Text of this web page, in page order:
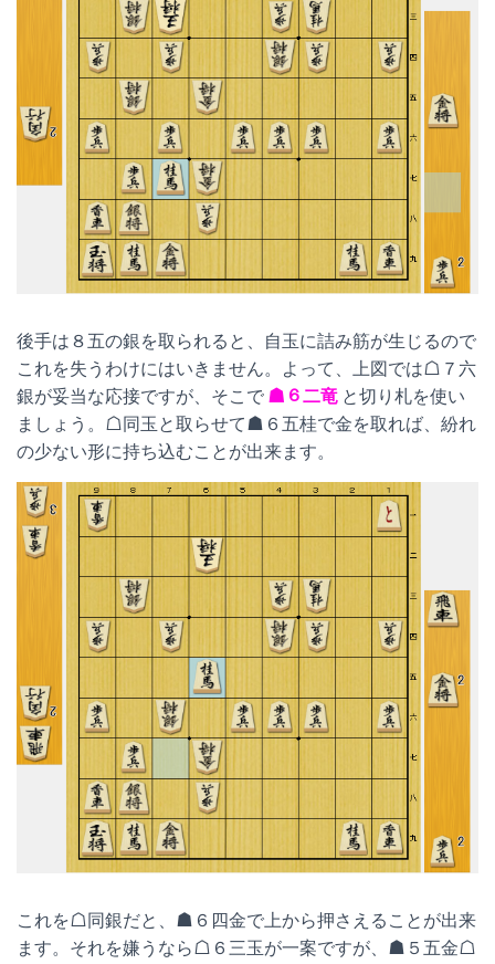
後手は８五の銀を取られると、自玉に詰み筋が生じるので
これを失うわけにはいきません。よって、上図では☖７六
銀が妥当な応接ですが、そこで ☗６二竜 と切り札を使い
ましょう。☖同玉と取らせて☗６五桂で金を取れば、紛れ
の少ない形に持ち込むことが出来ます。
これを☖同銀だと、☗６四金で上から押さえることが出来
ます。それを嫌うなら☖６三玉が一案ですが、☗５五金☖